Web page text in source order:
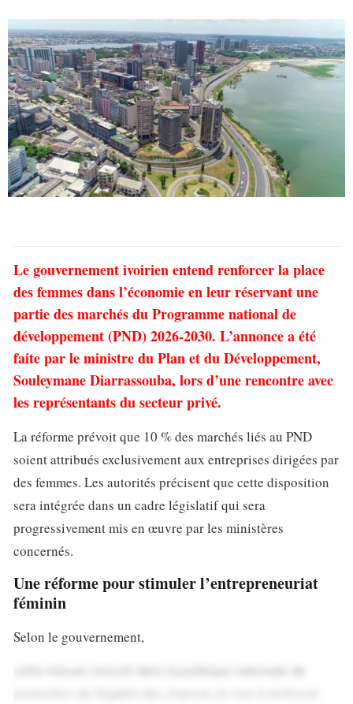
Le gouvernement ivoirien entend renforcer la place
des femmes dans l’économie en leur réservant une
partie des marchés du Programme national de
développement (PND) 2026-2030. L’annonce a été
faite par le ministre du Plan et du Développement,
Souleymane Diarrassouba, lors d’une rencontre avec
les représentants du secteur privé.
La réforme prévoit que 10 % des marchés liés au PND
soient attribués exclusivement aux entreprises dirigées par
des femmes. Les autorités précisent que cette disposition
sera intégrée dans un cadre législatif qui sera
progressivement mis en œuvre par les ministères
concernés.
Une réforme pour stimuler l’entrepreneuriat
féminin
Selon le gouvernement,